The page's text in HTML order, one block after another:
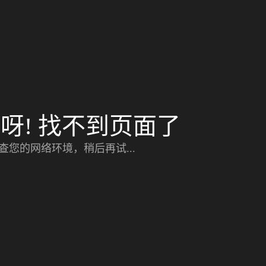
! 找不到页面了
您的网络环境，稍后再试...